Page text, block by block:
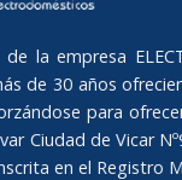
la empresa
de 30 años
para
Ciudad de Vicar
en el Registro